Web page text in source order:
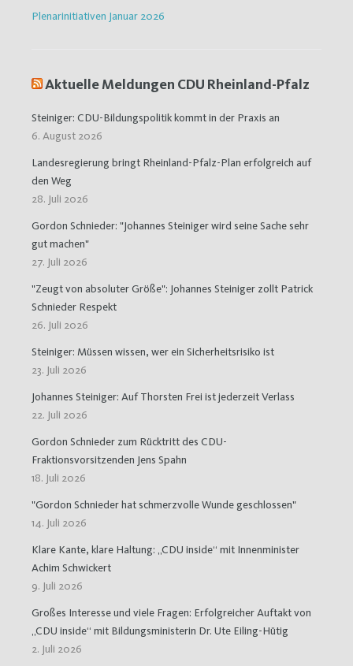
Plenarinitiativen Januar 2026
Aktuelle Meldungen CDU Rheinland-Pfalz
Steiniger: CDU-Bildungspolitik kommt in der Praxis an
6. August 2026
Landesregierung bringt Rheinland-Pfalz-Plan erfolgreich auf
den Weg
28. Juli 2026
Gordon Schnieder: "Johannes Steiniger wird seine Sache sehr
gut machen"
27. Juli 2026
"Zeugt von absoluter Größe": Johannes Steiniger zollt Patrick
Schnieder Respekt
26. Juli 2026
Steiniger: Müssen wissen, wer ein Sicherheitsrisiko ist
23. Juli 2026
Johannes Steiniger: Auf Thorsten Frei ist jederzeit Verlass
22. Juli 2026
Gordon Schnieder zum Rücktritt des CDU-
Fraktionsvorsitzenden Jens Spahn
18. Juli 2026
"Gordon Schnieder hat schmerzvolle Wunde geschlossen"
14. Juli 2026
Klare Kante, klare Haltung: „CDU inside“ mit Innenminister
Achim Schwickert
9. Juli 2026
Großes Interesse und viele Fragen: Erfolgreicher Auftakt von
„CDU inside“ mit Bildungsministerin Dr. Ute Eiling-Hütig
2. Juli 2026